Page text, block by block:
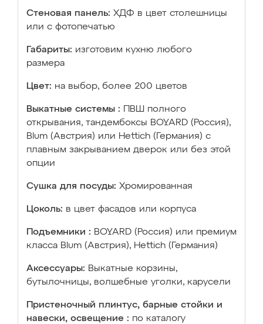
Стеновая панель: ХДФ в цвет столешницы
или с фотопечатью
Габариты: изготовим кухню любого
размера
Цвет: на выбор, более 200 цветов
Выкатные системы :
ПВШ полного
открывания, тандембоксы BOYARD (Россия),
Blum (Австрия) или Hettich (Германия) с
плавным закрыванием дверок или без этой
опции
Сушка для посуды: Хромированная
Цоколь: в цвет фасадов или корпуса
Подъемники : BOYARD (Россия) или премиум
класса Blum (Австрия), Hettich (Германия)
Аксессуары: Выкатные корзины,
бутылочницы, волшебные уголки, карусели
Пристеночный плинтус, барные стойки и
навески, освещение : по каталогу